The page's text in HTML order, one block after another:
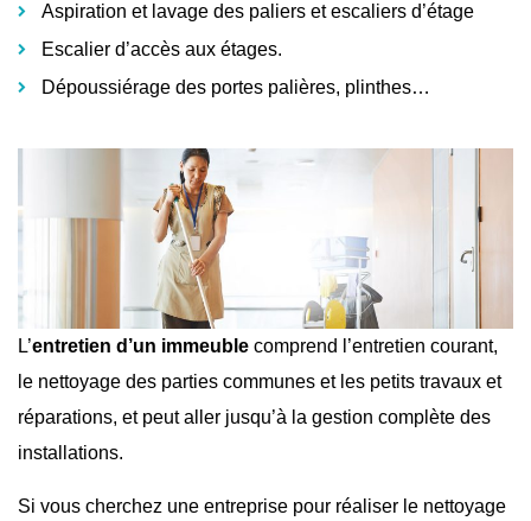
Aspiration et lavage des paliers et escaliers d’étage
Escalier d’accès aux étages.
Dépoussiérage des portes palières, plinthes…
L’entretien d’un immeuble comprend l’entretien courant,
le nettoyage des parties communes et les petits travaux et
réparations, et peut aller jusqu’à la gestion complète des
installations.
Si vous cherchez une entreprise pour réaliser le nettoyage